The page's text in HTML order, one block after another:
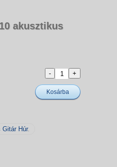
akusztikus
Kosárba
Húr.